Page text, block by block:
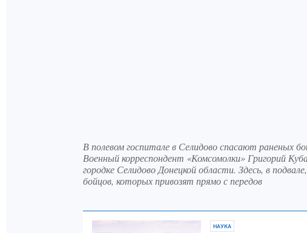
В полевом госпитале в Селидово спасают раненых
Военный корреспондент «Комсомолки» Григорий
городке Селидово Донецкой области. Здесь, в
бойцов, которых привозят прямо с передов
НАУКА